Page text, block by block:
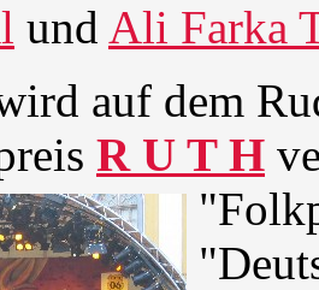
und Ali Farka
auf dem
R U T H